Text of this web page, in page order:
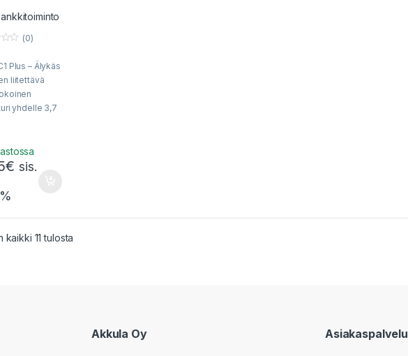
(0)
Plus – Älykäs
liitettävä
yhdelle 3,7
reissussa!
€ sis.
kaikki 11 tulosta
Akkula Oy Asiakaspalvelu